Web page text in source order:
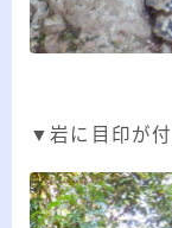
▼岩に目印が付